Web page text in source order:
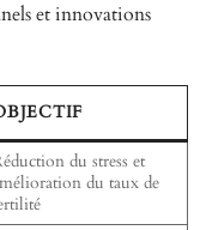
et innovations
du stress et
du taux de